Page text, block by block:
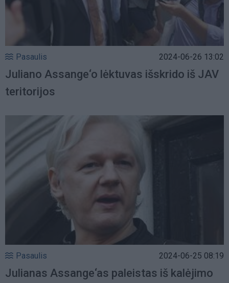
Pasaulis 2024-06-26 13:02
Juliano Assange‘o lėktuvas išskrido iš JAV
teritorijos
Pasaulis 2024-06-25 08:19
Julianas Assange‘as paleistas iš kalėjimo